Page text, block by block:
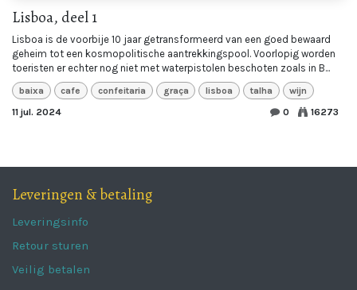
Lisboa, deel 1
Lisboa is de voorbije 10 jaar getransformeerd van een goed bewaard
geheim tot een kosmopolitische aantrekkingspool. Voorlopig worden
toeristen er echter nog niet met waterpistolen beschoten zoals in B...
baixa cafe confeitaria graça lisboa talha
wijn
11 jul. 2024
0 16273
Leveringen & betaling
Leveringsinfo
Retour sturen
Veilig betalen